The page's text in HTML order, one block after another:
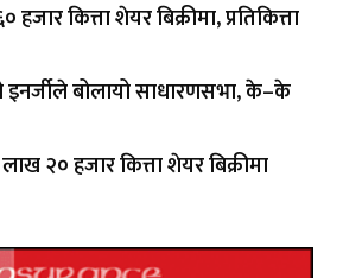
कित्ता शेयर बिक्रीमा, प्रतिकित्ता
इनर्जीले बोलायो साधारणसभा, के–के
२० हजार कित्ता शेयर बिक्रीमा